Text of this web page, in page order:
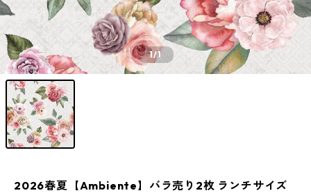
1/1
2026春夏【Ambiente】バラ売り2枚 ランチサイズ